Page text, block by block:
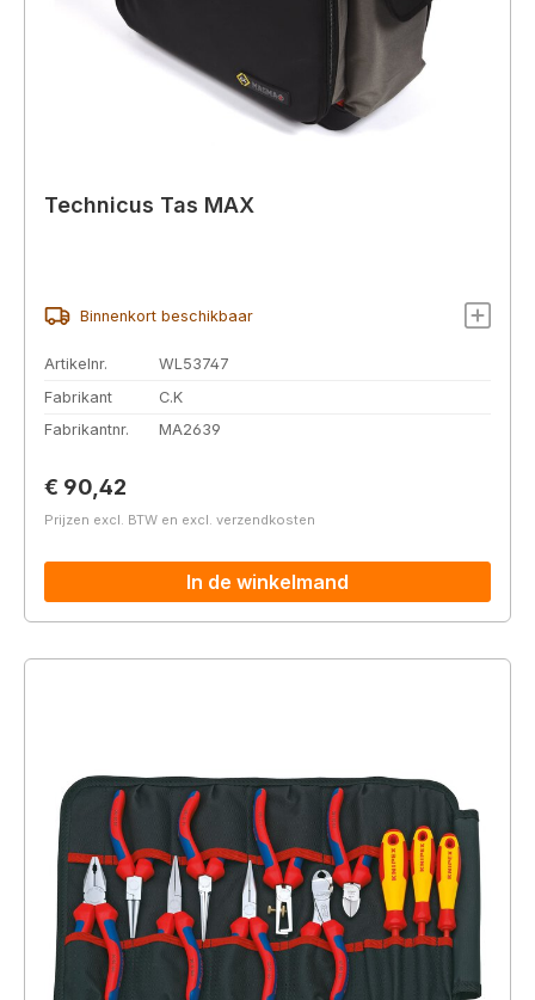
Technicus Tas MAX
Binnenkort beschikbaar
Artikelnr.
WL53747
Fabrikant
C.K
Fabrikantnr.
MA2639
Normale prijs:
€ 90,42
Prijzen excl. BTW en excl. verzendkosten
In de winkelmand